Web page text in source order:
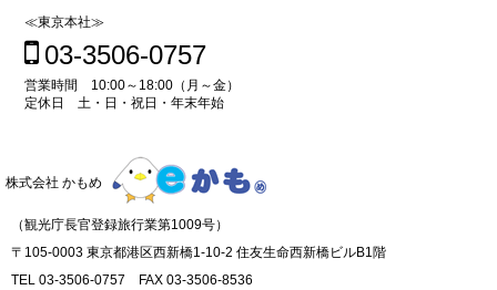
≪東京本社≫
03-3506-0757
営業時間 10:00～18:00（月～金）
定休日 土・日・祝日・年末年始
株式会社 かもめ
（観光庁長官登録旅行業第1009号）
〒105-0003 東京都港区西新橋1-10-2 住友生命西新橋ビルB1階
TEL 03-3506-0757 FAX 03-3506-8536